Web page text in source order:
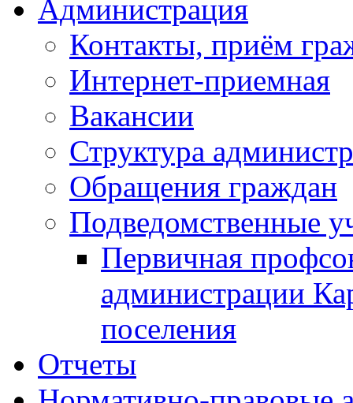
Администрация
Контакты, приём
Интернет-приемная
Вакансии
Структура
Обращения граждан
Подведомственные
Первичная
администрации
поселения
Отчеты